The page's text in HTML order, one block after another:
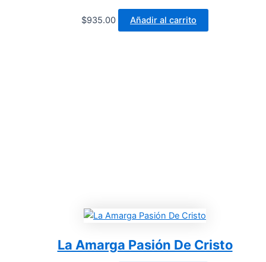
$935.00 Añadir al carrito
La Amarga Pasión De Cristo